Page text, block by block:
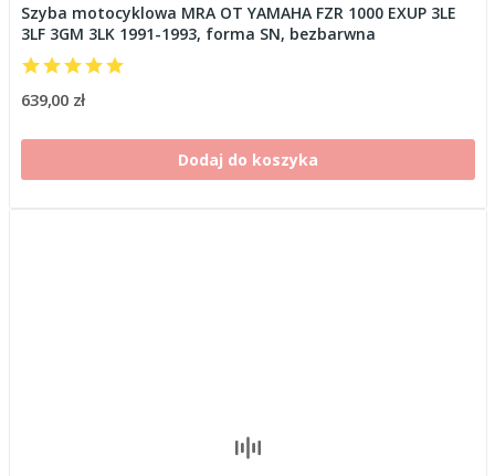
Szyba motocyklowa MRA OT YAMAHA FZR 1000 EXUP 3LE
3LF 3GM 3LK 1991-1993, forma SN, bezbarwna
639,00 zł
Dodaj do koszyka